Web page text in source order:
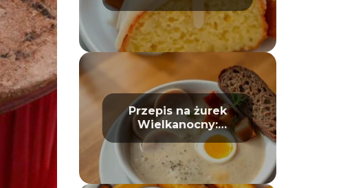
Przepis na żurek
Wielkanocny:
tradycyjny i prosty